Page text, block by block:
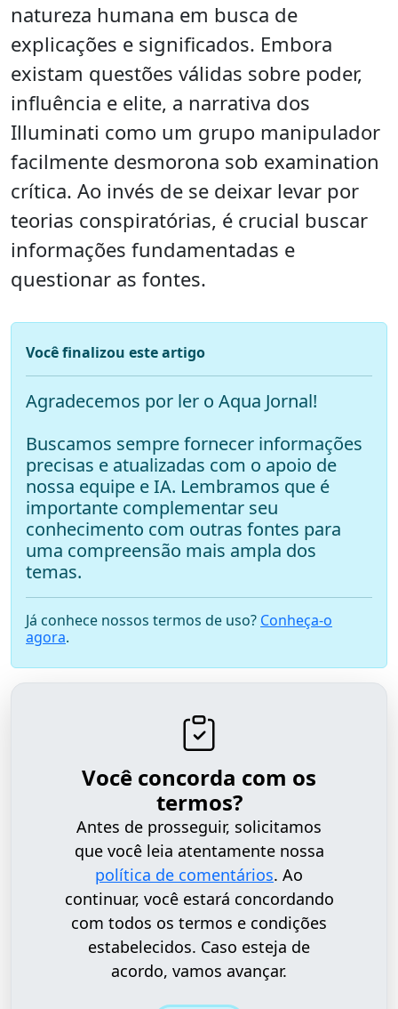
natureza humana em busca de
explicações e significados. Embora
existam questões válidas sobre poder,
influência e elite, a narrativa dos
Illuminati como um grupo manipulador
facilmente desmorona sob examination
crítica. Ao invés de se deixar levar por
teorias conspiratórias, é crucial buscar
informações fundamentadas e
questionar as fontes.
Você finalizou este artigo
Agradecemos por ler o Aqua Jornal!
Buscamos sempre fornecer informações
precisas e atualizadas com o apoio de
nossa equipe e IA. Lembramos que é
importante complementar seu
conhecimento com outras fontes para
uma compreensão mais ampla dos
temas.
Já conhece nossos termos de uso? Conheça-o
agora.
Você concorda com os
termos?
Antes de prosseguir, solicitamos
que você leia atentamente nossa
política de comentários. Ao
continuar, você estará concordando
com todos os termos e condições
estabelecidos. Caso esteja de
acordo, vamos avançar.